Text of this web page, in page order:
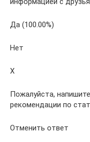
Да (100.00%)
Нет
X
Пожалуйста,
рекомендации по
Отменить ответ